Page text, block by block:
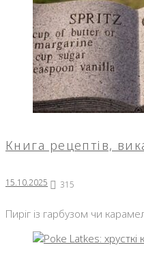
Книга рецептів,
15.10.2025 315
Пиріг із гарбузом чи